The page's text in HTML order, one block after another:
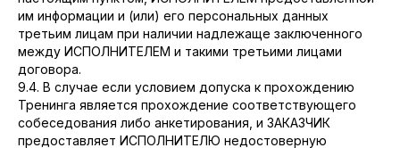
им информации и (или) его персональных данных
третьим лицам при наличии надлежаще заключенного
между ИСПОЛНИТЕЛЕМ и такими третьими лицами
договора.
9.4. В случае если условием допуска к прохождению
Тренинга является прохождение соответствующего
собеседования либо анкетирования, и ЗАКАЗЧИК
предоставляет ИСПОЛНИТЕЛЮ недостоверную